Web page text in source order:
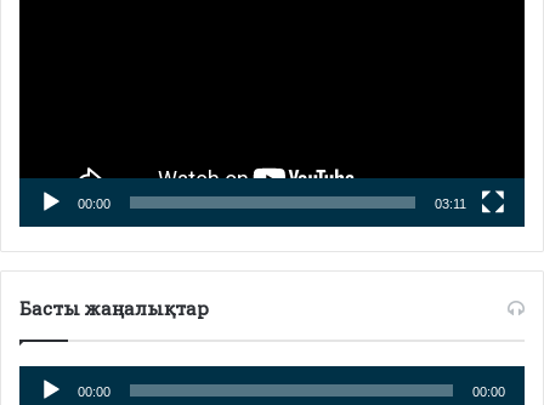
00:00 03:11
Басты жаңалықтар
Аудиоплеер
00:00 00:00